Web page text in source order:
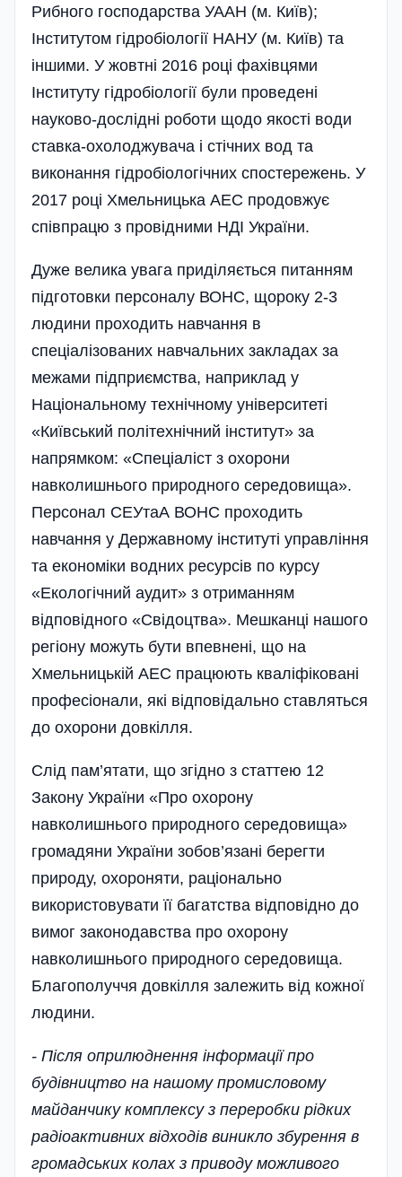
Рибного господарства УААН (м. Київ);
Інститутом гідробіології НАНУ (м. Київ) та
іншими. У жовтні 2016 році фахівцями
Інституту гідробіології були проведені
науково-дослідні роботи щодо якості води
ставка-охолоджувача і стічних вод та
виконання гідробіологічних спостережень. У
2017 році Хмельницька АЕС продовжує
співпрацю з провідними НДІ України.
Дуже велика увага приділяється питанням
підготовки персоналу ВОНС, щороку 2-3
людини проходить навчання в
спеціалізованих навчальних закладах за
межами підприємства, наприклад у
Національному технічному університеті
«Київський політехнічний інститут» за
напрямком: «Спеціаліст з охорони
навколишнього природного середовища».
Персонал СЕУтаА ВОНС проходить
навчання у Державному інституті управління
та економіки водних ресурсів по курсу
«Екологічний аудит» з отриманням
відповідного «Свідоцтва». Мешканці нашого
регіону можуть бути впевнені, що на
Хмельницькій АЕС працюють кваліфіковані
професіонали, які відповідально ставляться
до охорони довкілля.
Слід пам’ятати, що згідно з статтею 12
Закону України «Про охорону
навколишнього при­ро­дного середовища»
грома­дяни­ України зобов’язані берегти
природу, охороняти, раціонально
використовувати її багатства відповідно до
вимог­ законодавства про охорону
навколиш­нього природного середовища.
Благополуччя довкілля залежить від кожної
людини.
- Після оприлюднення інформації про
будівництво на нашому промисловому
майданчику комплексу з пере­робки рідких
радіоактивних відходів виникло збурення в
громадських колах з приводу можливого